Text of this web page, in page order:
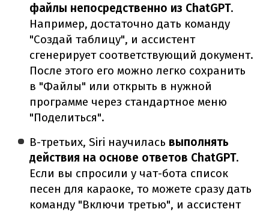
файлы непосредственно из ChatGPT.
Например, достаточно дать команду
"Создай таблицу", и ассистент
сгенерирует соответствующий документ.
После этого его можно легко сохранить
в "Файлы" или открыть в нужной
программе через стандартное меню
"Поделиться".
В-третьих, Siri научилась выполнять
действия на основе ответов ChatGPT.
Если вы спросили у чат-бота список
песен для караоке, то можете сразу дать
команду "Включи третью", и ассистент